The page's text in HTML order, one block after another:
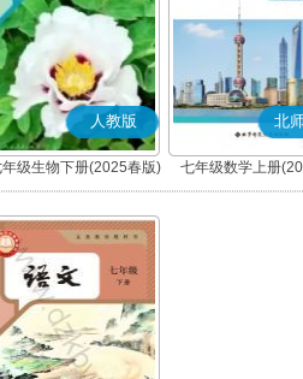
人教版
级生物下册(2025春版)
北
七年级数学上册